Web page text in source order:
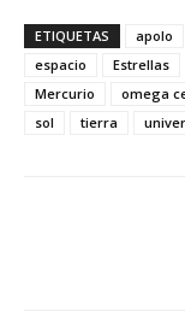
ETIQUETAS apolo
espacio
Estrellas
Mercurio
omega
sol
tierra